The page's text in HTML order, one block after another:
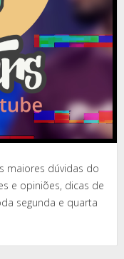
maiores dúvidas do
e opiniões, dicas de
segunda e quarta